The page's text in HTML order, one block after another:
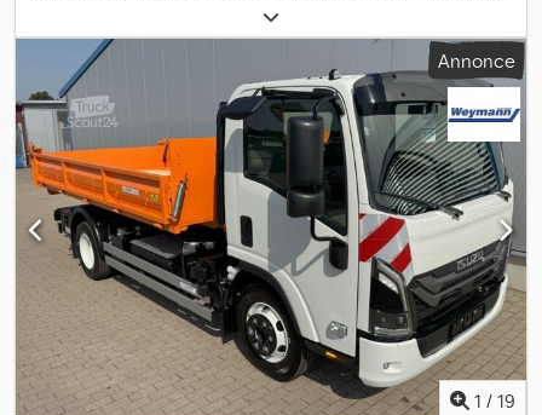
, couleur:
mécanique, nombre de vitesses:5, longueur de l'espace de
chargement:
, Année de construction:
Équipement:
, = Plus d'options et d'accessoires = Credpezm
Sbwjfx Abzef - 2 essieux - Suspension LAMES = Plus d'informations
= Nombre de cylindres: 4 Capacité du moteur: 2.999 cc Marque
moteur: ISUZU Numéro d'immatriculation: TZE324
Annonce
1 / 19